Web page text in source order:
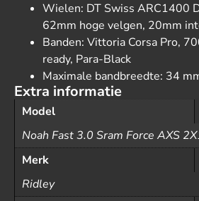
Wielen: DT Swiss ARC1400
62mm hoge velgen, 20mm
Banden: Vittoria Corsa Pro,
ready, Para-Black
Maximale bandbreedte: 34
Extra informatie
Model
Noah Fast 3.0 Sram Force AXS
Merk
Ridley